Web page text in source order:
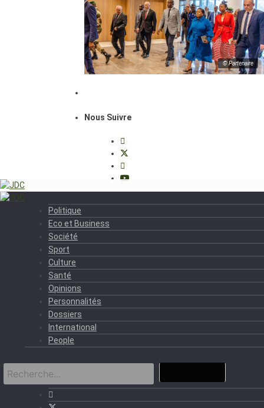
© Partenaire
Nous Suivre
Politique
Eco et Business
Société
Sport
Culture
Santé
Opinions
Personnalités
Dossiers
International
People